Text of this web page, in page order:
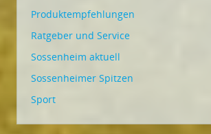
Produktempfehlungen
Ratgeber und Service
Sossenheim aktuell
Sossenheimer Spitzen
Sport